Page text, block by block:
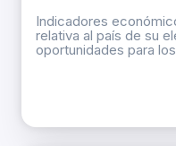
Indicadores
relativa al país de su
oportunidades para